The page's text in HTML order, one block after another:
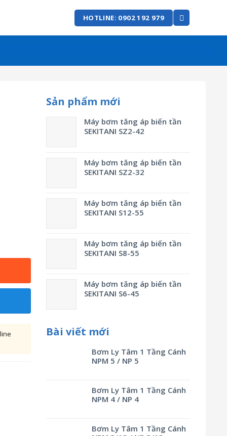
HOTLINE: 0902 192 979
Sản phẩm mới
Máy bơm tăng áp biến tần
SEKITANI SZ2-42
Máy bơm tăng áp biến tần
SEKITANI SZ2-32
Máy bơm tăng áp biến tần
SEKITANI S12-55
Máy bơm tăng áp biến tần
SEKITANI S8-55
Máy bơm tăng áp biến tần
SEKITANI S6-45
Bài viết mới
Bơm Ly Tâm 1 Tầng Cánh
NPM 5 / NP 5
Bơm Ly Tâm 1 Tầng Cánh
NPM 4 / NP 4
Bơm Ly Tâm 1 Tầng Cánh